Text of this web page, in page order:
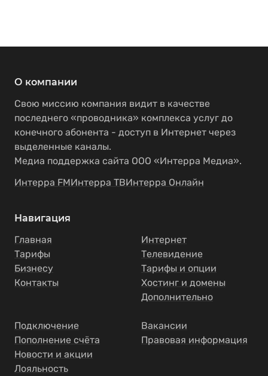
О компании
Свою миссию компания видит в качестве
последнего «проводника» комплекса услуг до
конечного абонента - доступ в Интернет через
выделенные каналы.
Медиа поддержка сайта ООО «Интерра Медиа».
Интерра FMИнтерра ТВИнтерра Онлайн
Навигация
Главная
Тарифы
Бизнесу
Контакты
Интернет
Телевидение
Тарифы и опции
Хостинг и домены
Дополнительно
Подключение
Пополнение счёта
Новости и акции
Лояльность
Вакансии
Правовая информация